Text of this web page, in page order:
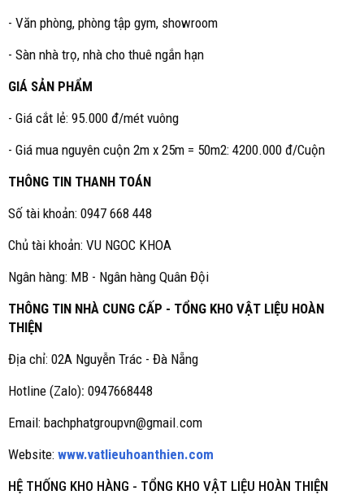
- Văn phòng, phòng tập gym, showroom
- Sàn nhà trọ, nhà cho thuê ngắn hạn
GIÁ SẢN PHẨM
- Giá cắt lẻ: 95.000 đ/mét vuông
- Giá mua nguyên cuộn 2m x 25m = 50m2: 4200.000 đ/Cuộn
THÔNG TIN THANH TOÁN
Số tài khoản: 0947 668 448
Chủ tài khoản: VU NGOC KHOA
Ngân hàng: MB - Ngân hàng Quân Đội
THÔNG TIN NHÀ CUNG CẤP - TỔNG KHO VẬT LIỆU HOÀN
THIỆN
Địa chỉ: 02A Nguyễn Trác - Đà Nẵng
Hotline (Zalo): 0947668448
Email: bachphatgroupvn@gmail.com
Website: www.vatlieuhoanthien.com
HỆ THỐNG KHO HÀNG - TỔNG KHO VẬT LIỆU HOÀN THIỆN